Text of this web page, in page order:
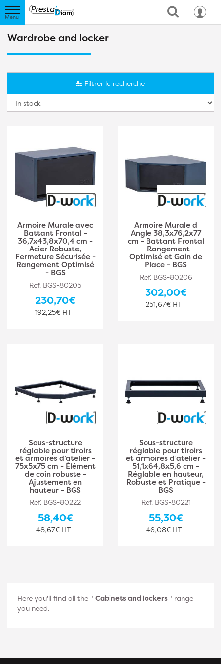
Wardrobe and locker
Filtrer la recherche
Armoire Murale avec
Battant Frontal -
36,7x43,8x70,4 cm -
Acier Robuste,
Fermeture Sécurisée -
Rangement Optimisé
- BGS
Ref. BGS-80205
230,70€
192,25€ HT
Armoire Murale d
Angle 38,3x76,2x77
cm - Battant Frontal
- Rangement
Optimisé et Gain de
Place - BGS
Ref. BGS-80206
302,00€
251,67€ HT
Sous-structure
réglable pour tiroirs
et armoires d’atelier -
75x5x75 cm - Élément
de coin robuste -
Ajustement en
hauteur - BGS
Ref. BGS-80222
58,40€
48,67€ HT
Sous-structure
réglable pour tiroirs
et armoires d’atelier -
51,1x64,8x5,6 cm -
Réglable en hauteur,
Robuste et Pratique -
BGS
Ref. BGS-80221
55,30€
46,08€ HT
Here you'll find all the " Cabinets and lockers " range
you need.